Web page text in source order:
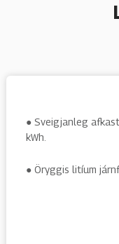
● Sveigjanleg
kWh.
● Öryggis litíum